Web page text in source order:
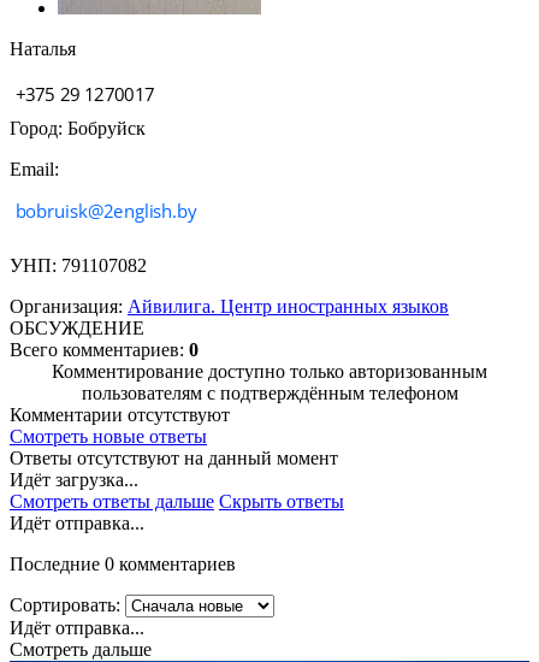
Наталья
Город: Бобруйск
Email:
УНП: 791107082
Организация: Айвилига. Центр иностранных языков
ОБСУЖДЕНИЕ
Всего комментариев: 0
Комментирование доступно только авторизованным
пользователям с подтверждённым телефоном
Комментарии отсутствуют
Смотреть новые ответы
Ответы отсутствуют на данный момент
Идёт загрузка...
Смотреть ответы дальше Скрыть ответы
Идёт отправка...
Последние 0 комментариев
Сортировать:
Идёт отправка...
Смотреть дальше